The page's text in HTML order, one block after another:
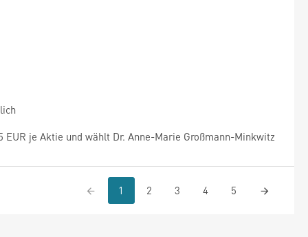
EUR je Aktie und wählt Dr. Anne-Marie Großmann-Minkwitz
1 2 3 4 5